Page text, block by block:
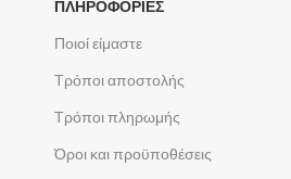
ΠΛΗΡΟΦΟΡΊΕΣ
Ποιοί είμαστε
Τρόποι αποστολής
Τρόποι πληρωμής
Όροι και προϋποθέσεις